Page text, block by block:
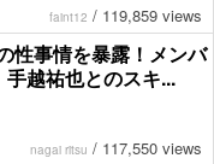
faint12 / 119,859 views
性事情を暴露！メンバ
越祐也とのスキ...
nagai ritsu / 117,550 views